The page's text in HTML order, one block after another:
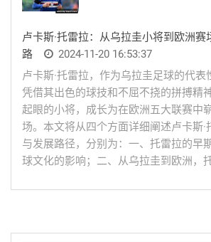
卢卡斯·托雷拉：从乌拉圭小将到欧洲赛
路
2024-11-20 16:53:37
卢卡斯·托雷拉，作为乌拉圭足球的代表
凭借其出色的球技和不屈不挠的拼搏精
起眼的小将，成长为在欧洲五大联赛中
场。本文将从四个方面详细阐述卢卡斯·
与发展路径，分别为：一、托雷拉的早
球文化的影响；二、从乌拉圭到欧洲，